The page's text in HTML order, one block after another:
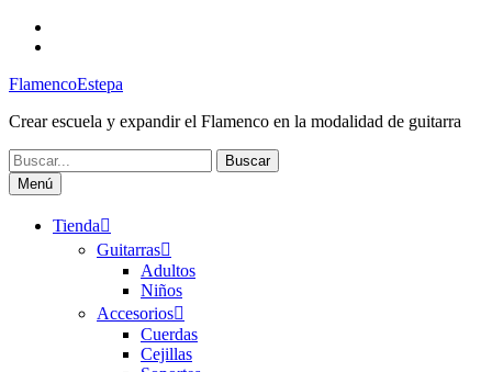
Saltar
FlamencoEstepa
Crear escuela y expandir el Flamenco en la modalidad de guitarra
Buscar:
Menú
Tienda
Guitarras
Adultos
Niños
Accesorios
Cuerdas
Cejillas